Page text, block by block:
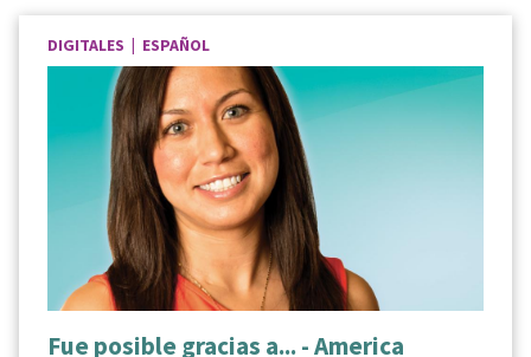
DIGITALES | ESPAÑOL
Fue posible gracias a... - America